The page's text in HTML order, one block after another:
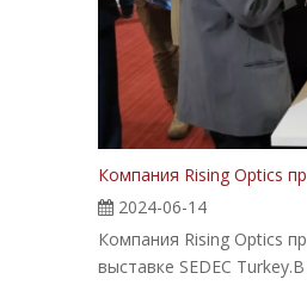
2024-06-14
Компания Rising Optics
выставке SEDEC